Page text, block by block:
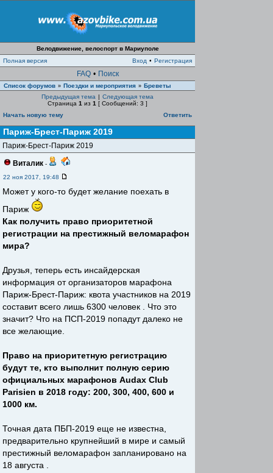
Велодвижение, велоспорт в Мариуполе
Полная версия
Вход • Регистрация
FAQ • Поиск
Список форумов » Поездки и мероприятия » Бреветы
Предыдущая тема | Следующая тема
Страница 1 из 1 [ Сообщений: 3 ]
Начать новую тему
Ответить
Париж-Брест-Париж 2019
Париж-Брест-Париж 2019
Виталик -
22 ноя 2017, 19:48
Может у кого-то будет желание поехать в
Париж
Как получить право приоритетной
регистрации на престижный веломарафон
мира?
Друзья, теперь есть инсайдерская
информация от организаторов марафона
Париж-Брест-Париж: квота участников на 2019
составит всего лишь 6300 человек . Что это
значит? Что на ПСП-2019 попадут далеко не
все желающие.
Право на приоритетную регистрацию
будут те, кто выполнит полную серию
официальных марафонов Audax Club
Parisien в 2018 году: 200, 300, 400, 600 и
1000 км.
Точная дата ПБП-2019 еще не известна,
предварительно крупнейший в мире и самый
престижный веломарафон запланировано на
18 августа .